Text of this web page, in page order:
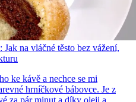
na vláčné těsto bez vážení,
ke kávě a nechce se mi
hrníčkové bábovce. Je z